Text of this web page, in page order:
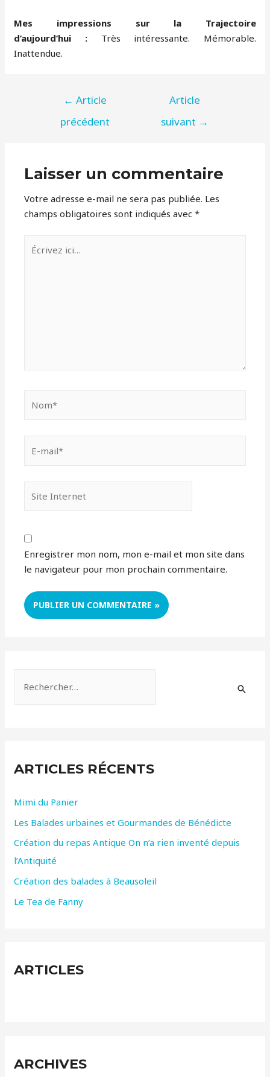
Mes impressions sur la Trajectoire
d’aujourd’hui : Très intéressante. Mémorable.
Inattendue.
NAVIGATION
DE
← Article
précédent
Article
suivant →
Laisser un commentaire
Votre adresse e-mail ne sera pas publiée. Les
champs obligatoires sont indiqués avec*
ici…
mail*
Internet
Enregistrer mon nom, mon e-mail et mon site dans
le navigateur pour mon prochain commentaire.
r
h
e
r
:
ARTICLES RÉCENTS
Mimi du Panier
Les Balades urbaines et Gourmandes de Bénédicte
Création du repas Antique On n’a rien inventé depuis
l’Antiquité
Création des balades à Beausoleil
Le Tea de Fanny
ARTICLES
ARCHIVES